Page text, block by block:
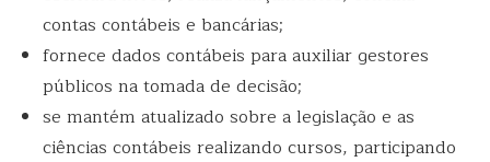
contas contábeis e bancárias;
fornece dados contábeis para auxiliar gestores
públicos na tomada de decisão;
se mantém atualizado sobre a legislação e as
ciências contábeis realizando cursos, participando